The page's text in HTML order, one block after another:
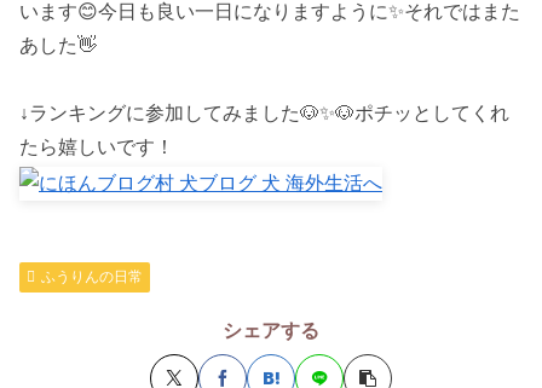
います😊今日も良い一日になりますように✨それではまた
あした👋
↓ランキングに参加してみました🐶✨🐶ポチッとしてくれ
たら嬉しいです！
ふうりんの日常
シェアする